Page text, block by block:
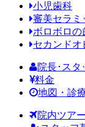
小児歯科
審美セラミ
ボロボロの
セカンドオ
院長･スタ
料金
地図・診
院内ツアー